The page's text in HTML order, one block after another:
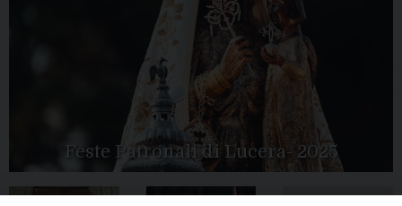
Feste Patronali di Lucera- 2025